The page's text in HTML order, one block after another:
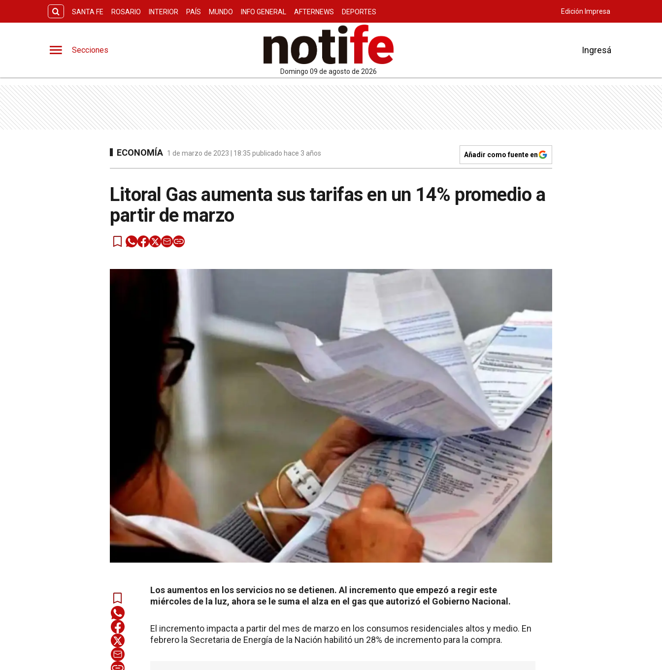
SANTA FE ROSARIO INTERIOR PAÍS MUNDO INFO GENERAL AFTERNEWS DEPORTES Edición Impresa
Secciones
domingo 09 de agosto de 2026
Ingresá
ECONOMÍA 1 de marzo de 2023 | 18:35 publicado hace 3 años Añadir como fuente en
Litoral Gas aumenta sus tarifas en un 14% promedio a
partir de marzo
Los aumentos en los servicios no se detienen. Al incremento que empezó a regir este
miércoles de la luz, ahora se le suma el alza en el gas que autorizó el Gobierno Nacional.
El incremento impacta a partir del mes de marzo en los consumos residenciales altos y medio. En
febrero la Secretaria de Energía de la Nación habilitó un 28% de incremento para la compra.